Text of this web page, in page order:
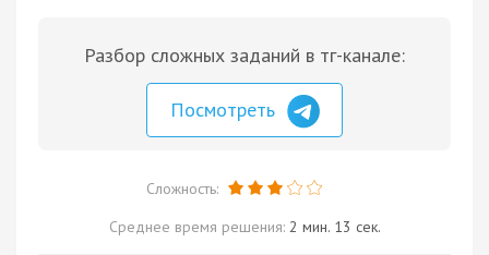
Разбор сложных заданий в тг-канале:
Посмотреть
Сложность:
Среднее время решения: 2 мин. 13 сек.